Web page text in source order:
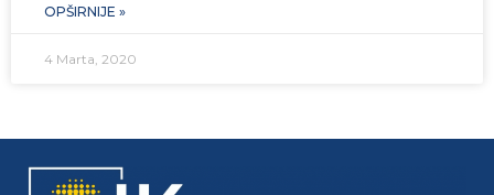
OPŠIRNIJE »
4 Marta, 2020